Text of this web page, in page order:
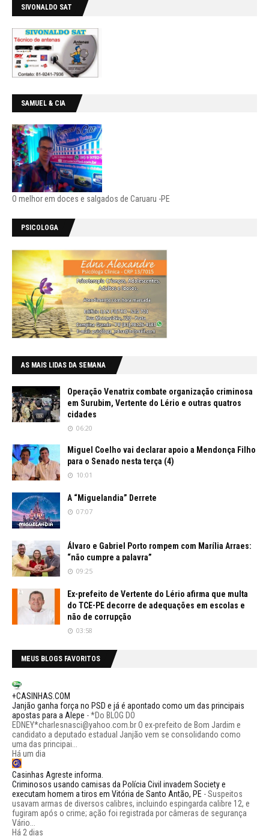
SIVONALDO SAT
SAMUEL & CIA
O melhor em doces e salgados de Caruaru -PE
PSICOLOGA
AS MAIS LIDAS DA SEMANA
Operação Venatrix combate organização criminosa
em Surubim, Vertente do Lério e outras quatros
cidades
06:20
Miguel Coelho vai declarar apoio a Mendonça Filho
para o Senado nesta terça (4)
10:01
A “Miguelandia” Derrete
07:07
Álvaro e Gabriel Porto rompem com Marília Arraes:
“não cumpre a palavra”
09:25
Ex-prefeito de Vertente do Lério afirma que multa
do TCE-PE decorre de adequações em escolas e
não de corrupção
03:58
MEUS BLOGS FAVORITOS
+CASINHAS.COM
Janjão ganha força no PSD e já é apontado como um das principais
apostas para a Alepe -*Do BLOG DO
EDNEY*charlesnasci@yahoo.com.br O ex-prefeito de Bom Jardim e
candidato a deputado estadual Janjão vem se consolidando como
uma das principai...
Há um dia
Casinhas Agreste informa.
Criminosos usando camisas da Polícia Civil invadem Society e
executam homem a tiros em Vitória de Santo Antão, PE -Suspeitos
usavam armas de diversos calibres, incluindo espingarda calibre 12, e
fugiram após o crime; ação foi registrada por câmeras de segurança
Vário...
Há 2 dias